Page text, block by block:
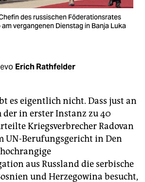
des russischen Föderationsrates
vergangenen Dienstag in Banja Luka
Erich Rathfelder
es eigentlich nicht. Dass just an
der in erster Instanz zu 40
Kriegsverbrecher Radovan
UN-Berufungsgericht in Den
aus Russland die serbische
und Herzegowina besucht,